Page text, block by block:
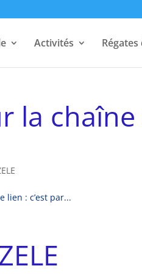
Activités Régates
la chaîne
lien : c’est par...